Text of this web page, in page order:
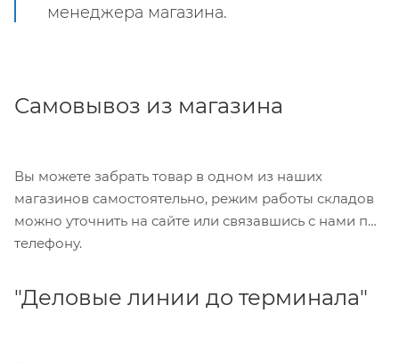
менеджера магазина.
Самовывоз из магазина
Вы можете забрать товар в одном из наших
магазинов самостоятельно, режим работы складов
можно уточнить на сайте или связавшись с нами по
телефону.
"Деловые линии до терминала"